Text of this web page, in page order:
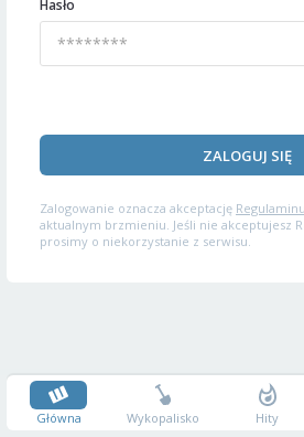
Hasło
ZALOGUJ SIĘ
Zalogowanie oznacza akceptację
aktualnym brzmieniu. Jeśli nie akceptujesz
prosimy o niekorzystanie z serwisu.
Główna Wykopalisko Hity